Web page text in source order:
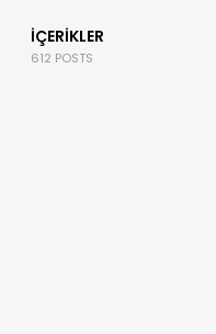
İÇERIKLER
612 POSTS